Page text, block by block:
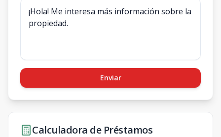
Enviar
Calculadora de Préstamos